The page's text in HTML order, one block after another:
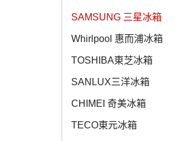
SAMSUNG 三星冰箱
Whirlpool 惠而浦冰箱
TOSHIBA東芝冰箱
SANLUX三洋冰箱
CHIMEI 奇美冰箱
TECO東元冰箱